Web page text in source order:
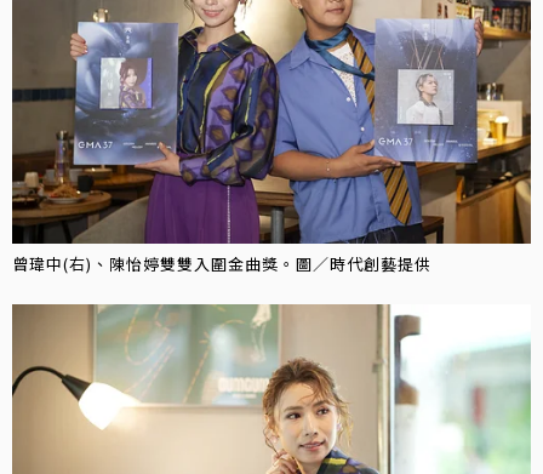
曾瑋中(右)、陳怡婷雙雙入圍金曲獎。圖／時代創藝提供